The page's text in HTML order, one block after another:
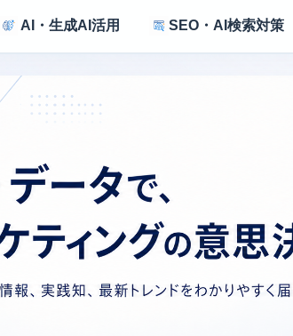
AI・生成AI活用 SEO・AI検索対策